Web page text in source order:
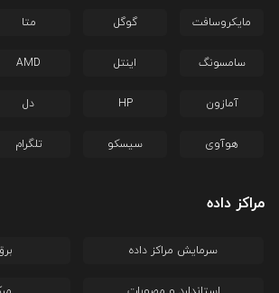
مایکروسافت گوگل متا
سامسونگ اینتل AMD
آمازون HP دل
هوآوی سیسکو تلگرام
مراکز داده
سرمایش مراکز داده